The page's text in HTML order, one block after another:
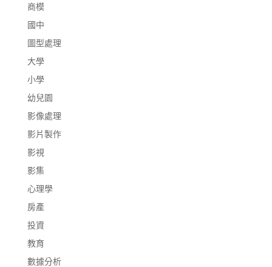
商模
國中
圖型處理
大學
小學
幼兒園
影像處理
影片製作
影視
影集
心理學
房產
投資
教育
數據分析